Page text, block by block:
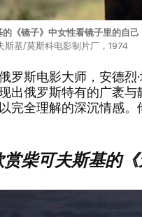
《镜子》中女性看镜子里的自己
斯基/莫斯科电影制片厂，1974
斯电影大师，安德烈·
出俄罗斯特有的广袤
完全理解的深沉情感。
可夫斯基的《